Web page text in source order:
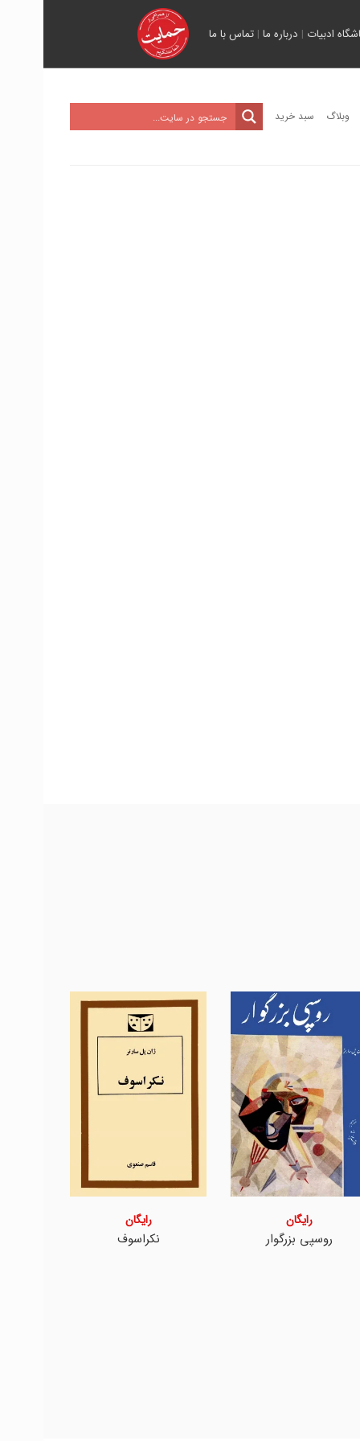
ادبیات | درباره ما |تماس با ما
وبلاگ سبد خرید
روسپی بزرگوار
رایگان
نکراسوف
رایگان